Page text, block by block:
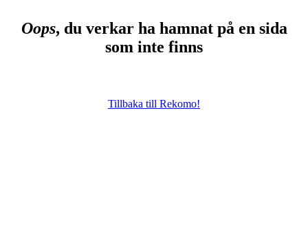
Oops, du verkar ha hamnat på en sida
som inte finns
Tillbaka till Rekomo!